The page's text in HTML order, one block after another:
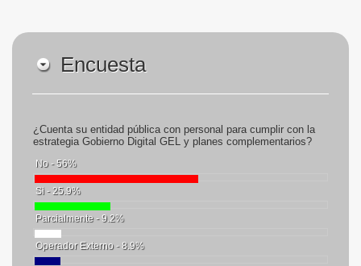
Encuesta
¿Cuenta su entidad pública con personal para cumplir con la
estrategia Gobierno Digital GEL y planes complementarios?
No - 56%
Si - 25.9%
Parcialmente - 9.2%
Operador Externo - 8.9%